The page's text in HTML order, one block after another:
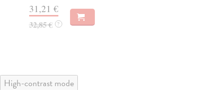
31,21 €
32,85 € ?
High-contrast mode